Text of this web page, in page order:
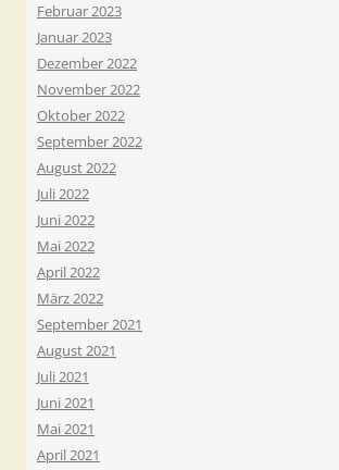
Februar 2023
Januar 2023
Dezember 2022
November 2022
Oktober 2022
September 2022
August 2022
Juli 2022
Juni 2022
Mai 2022
April 2022
März 2022
September 2021
August 2021
Juli 2021
Juni 2021
Mai 2021
April 2021